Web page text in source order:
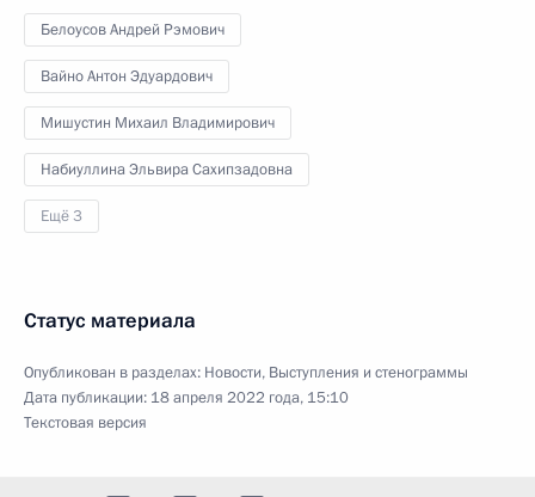
Белоусов Андрей Рэмович
Вайно Антон Эдуардович
Мишустин Михаил Владимирович
Набиуллина Эльвира Сахипзадовна
Ещё 3
Статус материала
Опубликован в разделах: Новости, Выступления и стенограммы
Дата публикации: 18 апреля 2022 года, 15:10
Текстовая версия